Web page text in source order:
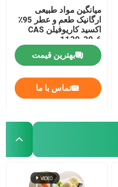
میانگین مواد طبیعی
ارگانیک طعم و عطر 95٪
اکسید کاریوفیلن CAS
1139-30-6
بهترین قیمت
تماس با ما